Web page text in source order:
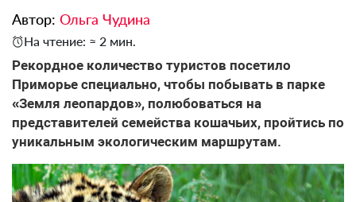
Автор: Ольга Чудина
На чтение: ≈ 2 мин.
Рекордное количество туристов посетило
Приморье специально, чтобы побывать в парке
«Земля леопардов», полюбоваться на
представителей семейства кошачьих, пройтись по
уникальным экологическим маршрутам.